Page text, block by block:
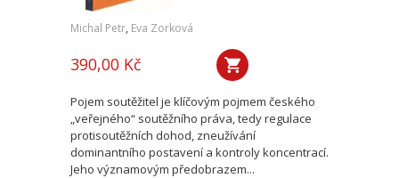
Michal Petr, Eva Zorková
390,00 Kč
Pojem soutěžitel je klíčovým pojmem českého
„veřejného“ soutěžního práva, tedy regulace
protisoutěžních dohod, zneužívání
dominantního postavení a kontroly koncentrací.
Jeho významovým předobrazem...